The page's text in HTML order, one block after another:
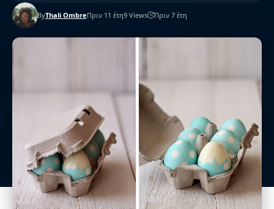
ByThali OmbreΠριν 11 έτη9 Views Πριν 7 έτη